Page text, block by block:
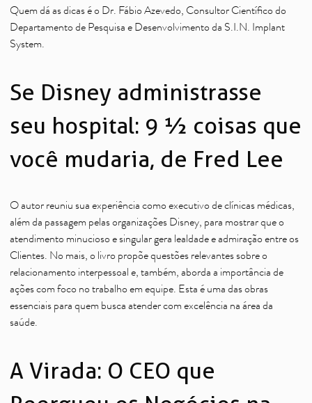
Quem dá as dicas é o Dr. Fábio Azevedo, Consultor Científico do
Departamento de Pesquisa e Desenvolvimento da S.I.N. Implant
System.
Se Disney administrasse
seu hospital: 9 ½ coisas que
você mudaria, de Fred Lee
O autor reuniu sua experiência como executivo de clínicas médicas,
além da passagem pelas organizações Disney, para mostrar que o
atendimento minucioso e singular gera lealdade e admiração entre os
Clientes. No mais, o livro propõe questões relevantes sobre o
relacionamento interpessoal e, também, aborda a importância de
ações com foco no trabalho em equipe. Esta é uma das obras
essenciais para quem busca atender com excelência na área da
saúde.
A Virada: O CEO que